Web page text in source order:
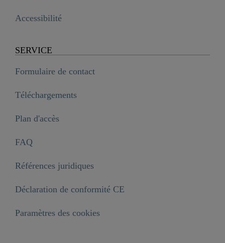
Accessibilité
SERVICE
Formulaire de contact
Téléchargements
Plan d'accès
FAQ
Références juridiques
Déclaration de conformité CE
Paramètres des cookies